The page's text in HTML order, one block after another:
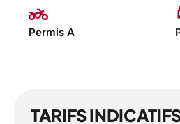
two_wheeler
Permis A
TARIFS